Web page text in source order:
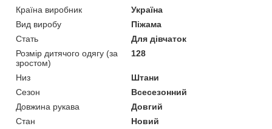
Країна виробник
Україна
Вид виробу
Піжама
Стать
Для дівчаток
Розмір дитячого одягу (за
зростом)
128
Низ
Штани
Сезон
Всесезонний
Довжина рукава
Довгий
Стан
Новий